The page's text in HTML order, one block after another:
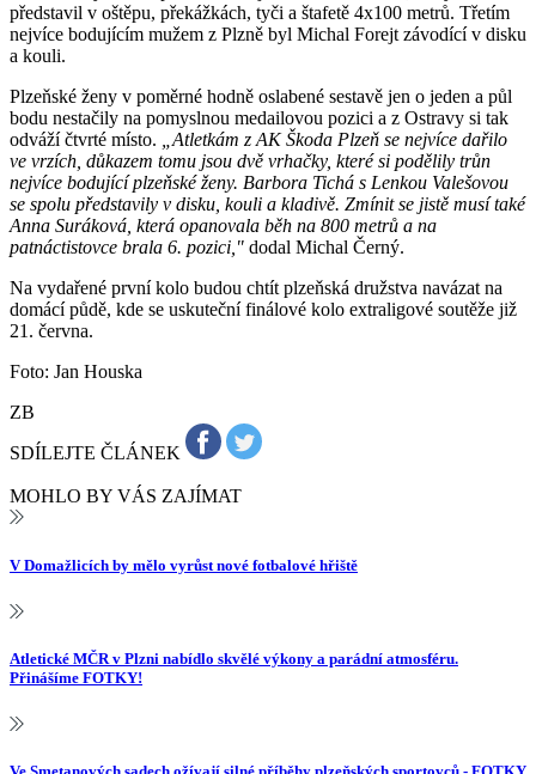
představil v oštěpu, překážkách, tyči a štafetě 4x100 metrů. Třetím
nejvíce bodujícím mužem z Plzně byl Michal Forejt závodící v disku
a kouli.
Plzeňské ženy v poměrné hodně oslabené sestavě jen o jeden a půl
bodu nestačily na pomyslnou medailovou pozici a z Ostravy si tak
odváží čtvrté místo. „Atletkám z AK Škoda Plzeň se nejvíce dařilo
ve vrzích, důkazem tomu jsou dvě vrhačky, které si podělily trůn
nejvíce bodující plzeňské ženy. Barbora Tichá s Lenkou Valešovou
se spolu představily v disku, kouli a kladivě. Zmínit se jistě musí také
Anna Suráková, která opanovala běh na 800 metrů a na
patnáctistovce brala 6. pozici," dodal Michal Černý.
Na vydařené první kolo budou chtít plzeňská družstva navázat na
domácí půdě, kde se uskuteční finálové kolo extraligové soutěže již
21. června.
Foto: Jan Houska
ZB
SDÍLEJTE ČLÁNEK
MOHLO BY VÁS ZAJÍMAT
V Domažlicích by mělo vyrůst nové fotbalové hřiště
Atletické MČR v Plzni nabídlo skvělé výkony a parádní atmosféru.
Přinášíme FOTKY!